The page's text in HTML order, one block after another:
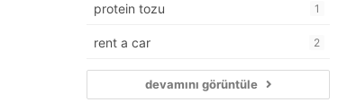
protein tozu 1
rent a car 2
devamını görüntüle